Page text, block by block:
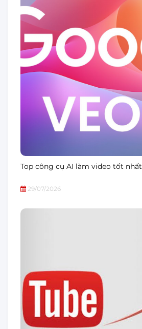
Top công cụ AI làm video tốt nhất
29/07/2026